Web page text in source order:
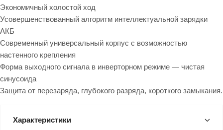
Экономичный холостой ход
Усовершенствованный алгоритм интеллектуальной зарядки
АКБ
Современный универсальный корпус с возможностью
настенного крепления
Форма выходного сигнала в инверторном режиме — чистая
синусоида
Защита от перезаряда, глубокого разряда, короткого замыкания.
Характеристики